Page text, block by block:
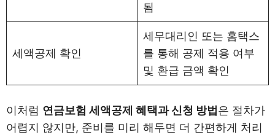
됨
세액공제 확인
세무대리인 또는 홈택스
를 통해 공제 적용 여부
및 환급 금액 확인
이처럼 연금보험 세액공제 혜택과 신청 방법 은 절차가
어렵지 않지만, 준비를 미리 해두면 더 간편하게 처리